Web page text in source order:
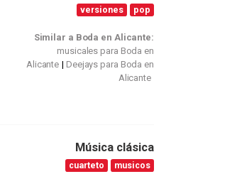
versiones pop
Similar a Boda en Alicante:
musicales para Boda en
Alicante
Deejays para Boda en
Alicante
Música clásica
cuarteto musicos